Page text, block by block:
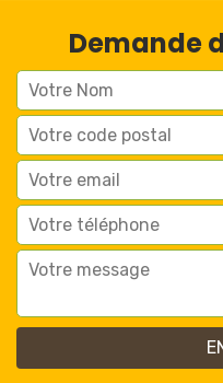
Demande